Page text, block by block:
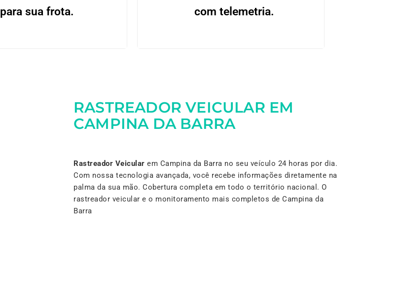
para sua frota. com telemetria.
Entre em contato
RASTREADOR VEICULAR EM
CAMPINA DA BARRA
Rastreador Veicular em Campina da Barra no seu veículo 24 horas por dia.
Com nossa tecnologia avançada, você recebe informações diretamente na
palma da sua mão. Cobertura completa em todo o território nacional. O
rastreador veicular e o monitoramento mais completos de Campina da
Barra